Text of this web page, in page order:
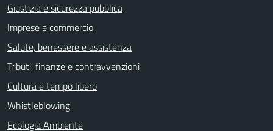
Giustizia e sicurezza pubblica
Imprese e commercio
Salute, benessere e assistenza
Tributi, finanze e contravvenzioni
Cultura e tempo libero
Whistleblowing
Ecologia Ambiente